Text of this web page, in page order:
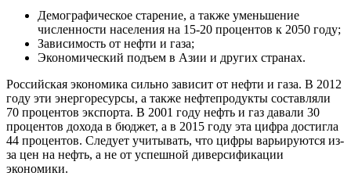
Демографическое старение, а также уменьшение
численности населения на 15-20 процентов к 2050 году;
Зависимость от нефти и газа;
Экономический подъем в Азии и других странах.
Российская экономика сильно зависит от нефти и газа. В 2012
году эти энергоресурсы, а также нефтепродукты составляли
70 процентов экспорта. В 2001 году нефть и газ давали 30
процентов дохода в бюджет, а в 2015 году эта цифра достигла
44 процентов. Следует учитывать, что цифры варьируются из-
за цен на нефть, а не от успешной диверсификации
экономики.